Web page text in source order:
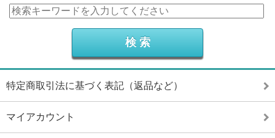
特定商取引法に基づく表記（返品など）
マイアカウント